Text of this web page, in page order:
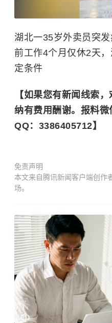
湖北一35岁外卖员突
前工作4个月仅休2天
定条件
【如果您有新闻线索
纳有费用酬谢。报料
QQ：3386405712】
免责声明
本文来自腾讯新闻客户端创作
场。